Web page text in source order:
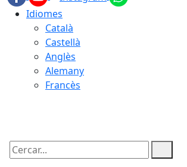
Idiomes
Català
Castellà
Anglès
Alemany
Francès
Cercar: